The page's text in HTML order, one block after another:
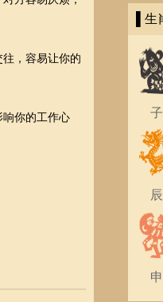
，容易让你的
你的工作心
▌生